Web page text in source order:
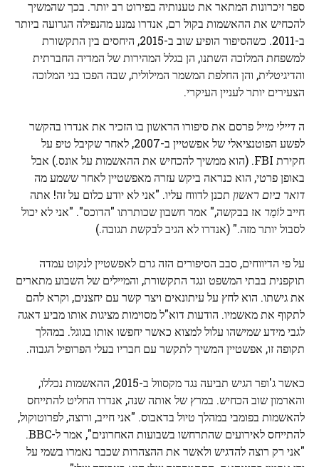
ספר זיכרונות המתאר את טענותיה בפירוט רב יותר. בכך שהמשיך
להכחיש את ההאשמות בקול רם, אנדרו נמנע מהנפילה הגרועה ביותר
ב-2011. כשהסיפור הופיע שוב ב-2015, היחסים בין התקשורת
למשפחת המלוכה השתנו, הן בגלל המהירות של המדיה החברתית
והדיגיטלית, והן החלפת המשמר המילולית, שבה הפכו בני המלוכה
הצעירים יותר לעניין העיקרי.
הדיילי מייל פרסם את סיפורו הראשון בו הזכיר את אנדרו בהקשר
לפשע הפוטנציאלי של אפשטיין ב-2007, לאחר שקיבל טיפ על
חקירת FBI. (הוא ממשיך להכחיש את ההאשמות על אונס.) אבל
באופן פרטי, הוא כנראה ביקש עזרה מאפשטיין לאחר ששמע מה
דואר ביום ראשון תכנן לדווח עליו. "אני לא יודע כלום על זה! אתה
חייבלוֹמַר אז בבקשה," אמר חשבון שכותרתו "הדוכס". "אני לא יכול
לסבול יותר מזה." (אנדרו לא הגיב לבקשת תגובה.)
על פי הדיווחים, סבב הסיפורים הזה גרם לאפשטיין לנקוט עמדה
תוקפנית בבתי המשפט ונגד התקשורת, והמיילים של השבוע מתארים
את גישתו. הוא לחץ על עיתונאים ויצר קשר עם יחצנים, וקרא להם
לתקוף את מאשמיו. הודעות דוא"ל מסוימות מציגות אותו מביע דאגה
לגבי מידע שמישהו עלול למצוא כאשר יחפשו אותו בגוגל. במהלך
תקופה זו, אפשטיין המשיך לתקשר עם חבריו בעלי הפרופיל הגבוה.
כאשר ג'ופר הגיש תביעה נגד מקסוול ב-2015, ההאשמות נכללו,
והארמון שוב הכחיש. במרץ של אותה שנה, אנדרו החליט להתייחס
להאשמות בפומבי במהלך טיול בדאבוס. "אני חייב, ורוצה, לפרוטוקול,
להתייחס לאירועים שהתרחשו בשבועות האחרונים", אמר ל-BBC.
"אני רק רוצה להדגיש ולאשר את ההצהרות שכבר נאמרו בשמי על